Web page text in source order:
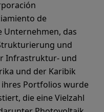
de
das
und
Infrastruktur- und
und der Karibik
Portfolios wurde
die eine Vielzahl